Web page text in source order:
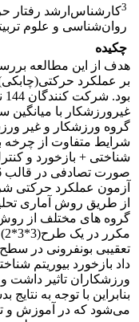
3کارشناس‌ارشد رفتار
روان‌شناسی و علوم
چکیده
هدف از این مطالعه
بر عملکرد
شرایط متفاوت از چرخه
شناختی + بازخورد و
آزمون عملکرد حرکتی
از طریق روش آماری
گروه های مختلف از روش
داد بازخورد بیوریتم
ورزشکاران تاثیر داشت
بنابراین با توجه به
می‌شود که در آموزش و